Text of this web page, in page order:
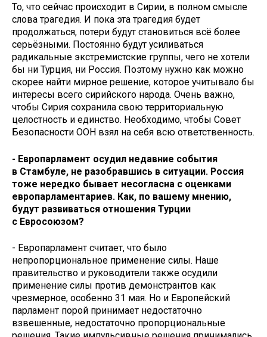
То, что сейчас происходит в Сирии, в полном смысле
слова трагедия. И пока эта трагедия будет
продолжаться, потери будут становиться всё более
серьёзными. Постоянно будут усиливаться
радикальные экстремистские группы, чего не хотели
бы ни Турция, ни Россия. Поэтому нужно как можно
скорее найти мирное решение, которое учитывало бы
интересы всего сирийского народа. Очень важно,
чтобы Сирия сохранила свою территориальную
целостность и единство. Необходимо, чтобы Совет
Безопасности ООН взял на себя всю ответственность.
- Европарламент осудил недавние события
в Стамбуле, не разобравшись в ситуации. Россия
тоже нередко бывает несогласна с оценками
европарламентариев. Как, по вашему мнению,
будут развиваться отношения Турции
с Евросоюзом?
- Европарламент считает, что было
непропорциональное применение силы. Наше
правительство и руководители также осудили
применение силы против демонстрантов как
чрезмерное, особенно 31 мая. Но и Европейский
парламент порой принимает недостаточно
взвешенные, недостаточно пропорциональные